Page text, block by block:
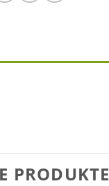
PRODUKTE